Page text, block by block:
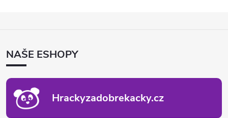
ANAŠE ESHOPY
Hrackyzadobrekacky.cz